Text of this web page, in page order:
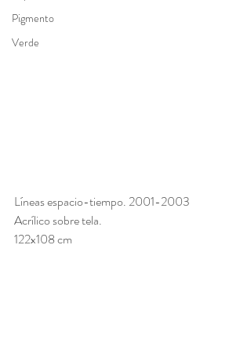
Pigmento
Verde
Líneas espacio-tiempo. 2001-2003
Acrílico sobre tela.
122x108 cm